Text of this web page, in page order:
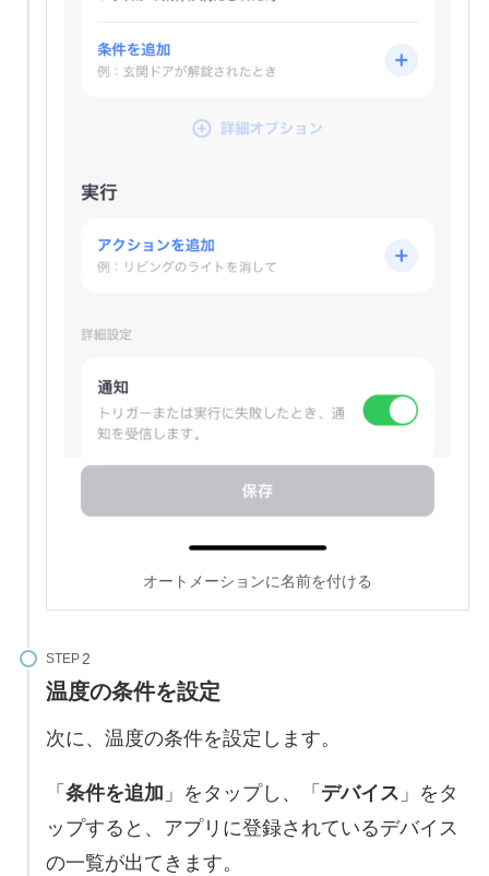
オートメーションに名前を付ける
STEP
温度の条件を設定
次に、温度の条件を設定します。
「 条件を追加 」をタップし、「 デバイス 」をタ
ップすると、アプリに登録されているデバイス
の一覧が出てきます。